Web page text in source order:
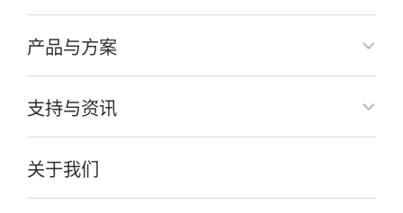
产品与方案
支持与资讯
关于我们